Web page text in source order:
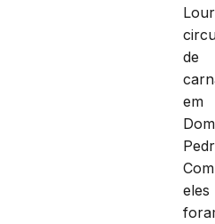
de
em
Dom
Com
eles